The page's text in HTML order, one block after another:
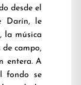
desde el
Darín, le
la música
campo,
entera. A
fondo se